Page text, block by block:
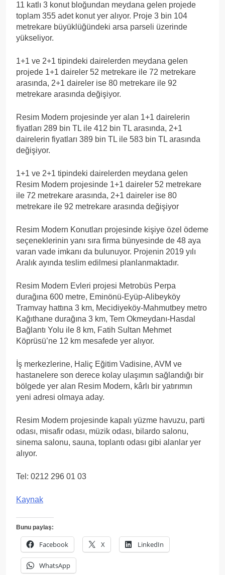
11 katlı 3 konut bloğundan meydana gelen projede
toplam 355 adet konut yer alıyor. Proje 3 bin 104
metrekare büyüklüğündeki arsa parseli üzerinde
yükseliyor.
1+1 ve 2+1 tipindeki dairelerden meydana gelen
projede 1+1 daireler 52 metrekare ile 72 metrekare
arasında, 2+1 daireler ise 80 metrekare ile 92
metrekare arasında değişiyor.
Resim Modern projesinde yer alan 1+1 dairelerin
fiyatları 289 bin TL ile 412 bin TL arasında, 2+1
dairelerin fiyatları 389 bin TL ile 583 bin TL arasında
değişiyor.
1+1 ve 2+1 tipindeki dairelerden meydana gelen
Resim Modern projesinde 1+1 daireler 52 metrekare
ile 72 metrekare arasında, 2+1 daireler ise 80
metrekare ile 92 metrekare arasında değişiyor
Resim Modern Konutları projesinde kişiye özel ödeme
seçeneklerinin yanı sıra firma bünyesinde de 48 aya
varan vade imkanı da bulunuyor. Projenin 2019 yılı
Aralık ayında teslim edilmesi planlanmaktadır.
Resim Modern Evleri projesi Metrobüs Perpa
durağına 600 metre, Eminönü-Eyüp-Alibeyköy
Tramvay hattına 3 km, Mecidiyeköy-Mahmutbey metro
Kağıthane durağına 3 km, Tem Okmeydanı-Hasdal
Bağlantı Yolu ile 8 km, Fatih Sultan Mehmet
Köprüsü’ne 12 km mesafede yer alıyor.
İş merkezlerine, Haliç Eğitim Vadisine, AVM ve
hastanelere son derece kolay ulaşımın sağlandığı bir
bölgede yer alan Resim Modern, kârlı bir yatırımın
yeni adresi olmaya aday.
Resim Modern projesinde kapalı yüzme havuzu, parti
odası, misafir odası, müzik odası, bilardo salonu,
sinema salonu, sauna, toplantı odası gibi alanlar yer
alıyor.
Tel: 0212 296 01 03
Kaynak
Bunu paylaş:
Facebook X LinkedIn
WhatsApp